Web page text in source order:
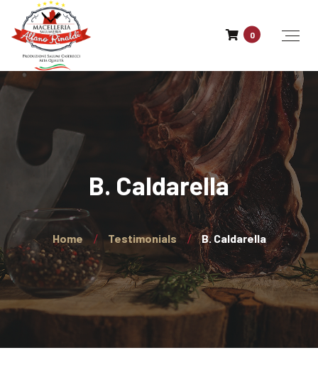
0
B. Caldarella
Home Testimonials B. Caldarella